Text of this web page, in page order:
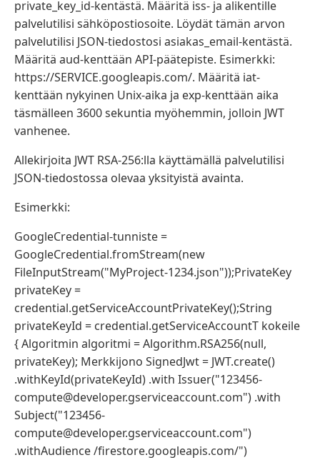
private_key_id-kentästä. Määritä iss- ja alikentille
palvelutilisi sähköpostiosoite. Löydät tämän arvon
palvelutilisi JSON-tiedostosi asiakas_email-kentästä.
Määritä aud-kenttään API-päätepiste. Esimerkki:
https://SERVICE.googleapis.com/. Määritä iat-
kenttään nykyinen Unix-aika ja exp-kenttään aika
täsmälleen 3600 sekuntia myöhemmin, jolloin JWT
vanhenee.
Allekirjoita JWT RSA-256:lla käyttämällä palvelutilisi
JSON-tiedostossa olevaa yksityistä avainta.
Esimerkki:
GoogleCredential-tunniste =
GoogleCredential.fromStream(new
FileInputStream("MyProject-1234.json"));PrivateKey
privateKey =
credential.getServiceAccountPrivateKey();String
privateKeyId = credential.getServiceAccountT kokeile
{ Algoritmin algoritmi = Algorithm.RSA256(null,
privateKey); Merkkijono SignedJwt = JWT.create()
.withKeyId(privateKeyId) .with Issuer("123456-
compute@developer.gserviceaccount.com") .with
Subject("123456-
compute@developer.gserviceaccount.com")
.withAudience /firestore.googleapis.com/")